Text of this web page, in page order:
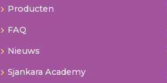
Producten
FAQ
Nieuws
Sjankara Academy